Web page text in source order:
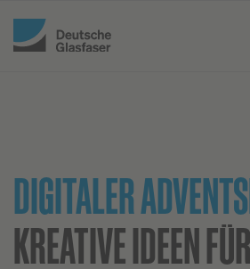
DIGITALER
KREATIVE IDEEN FÜR